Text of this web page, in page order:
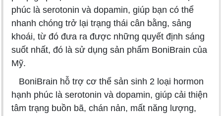
phúc là serotonin và dopamin, giúp bạn có thể
nhanh chóng trở lại trạng thái cân bằng, sảng
khoái, từ đó đưa ra được những quyết định sáng
suốt nhất, đó là sử dụng sản phẩm BoniBrain của
Mỹ.
BoniBrain hỗ trợ cơ thể sản sinh 2 loại hormon
hạnh phúc là serotonin và dopamin, giúp cải thiện
tâm trạng buồn bã, chán nản, mất năng lượng,